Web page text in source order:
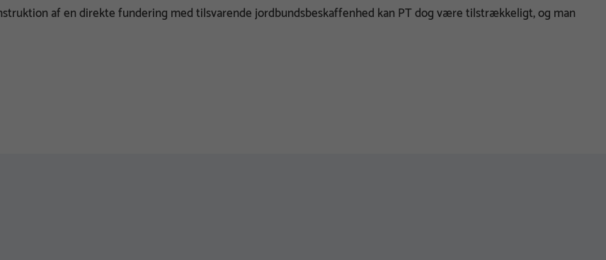
af en direkte fundering med tilsvarende jordbundsbeskaffenhed kan PT dog være tilstrækkeligt, og man